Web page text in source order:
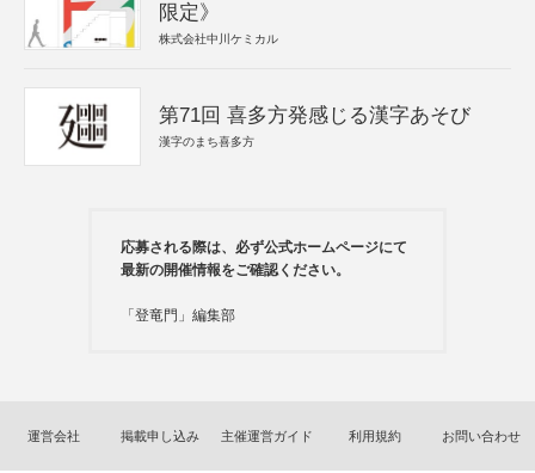
限定》
株式会社中川ケミカル
第71回 喜多方発感じる漢字あそび
漢字のまち喜多方
応募される際は、必ず公式ホームページにて
最新の開催情報をご確認ください。
「登竜門」編集部
運営会社 掲載申し込み 主催運営ガイド 利用規約 お問い合わせ